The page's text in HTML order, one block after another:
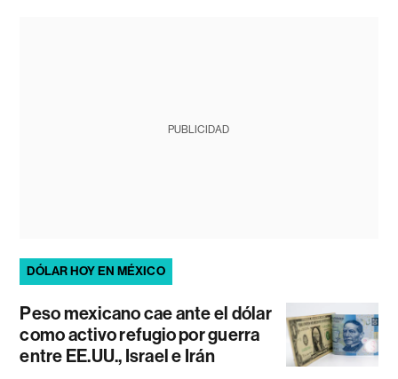
PUBLICIDAD
DÓLAR HOY EN MÉXICO
Peso mexicano cae ante el dólar
como activo refugio por guerra
entre EE.UU., Israel e Irán